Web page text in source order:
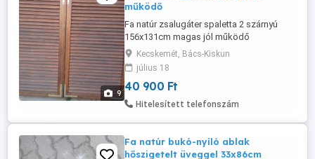
9
működő
Fa natúr zsalugáter spaletta 2 szárnyú
156x131cm magas jól működő
szúnyoghálóval a képeken látható
állapotban eladó. Külső festés nem árt,
hozzávaló ablakszárnyak is vannak külön!
Kecskemét, Bács-Kiskun
július 18
40 900 Ft
Hitelesített telefonszám
Fa natúr bukó-nyíló ablak
hőszigetelt üveggel 33x86cm